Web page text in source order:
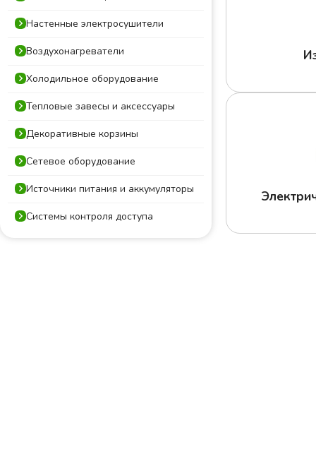
Настенные электросушители
Воздухонагреватели
Холодильное оборудование
Тепловые завесы и аксессуары
Декоративные корзины
Сетевое оборудование
Источники питания и аккумуляторы
Системы контроля доступа